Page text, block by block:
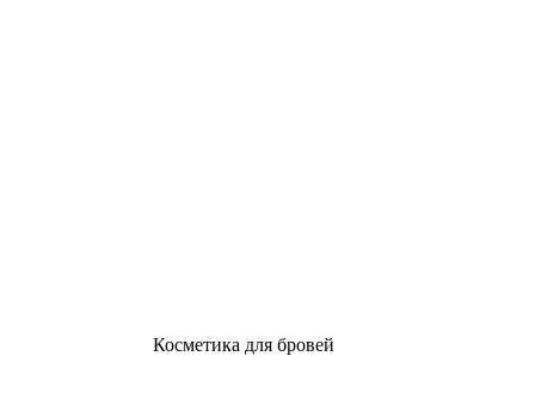
Косметика для бровей